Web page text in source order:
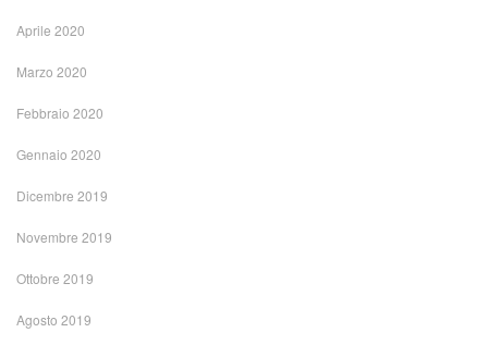
Aprile 2020
Marzo 2020
Febbraio 2020
Gennaio 2020
Dicembre 2019
Novembre 2019
Ottobre 2019
Agosto 2019